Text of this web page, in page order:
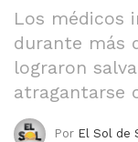
Los médicos
durante más
lograron
atragantarse
Por El Sol de